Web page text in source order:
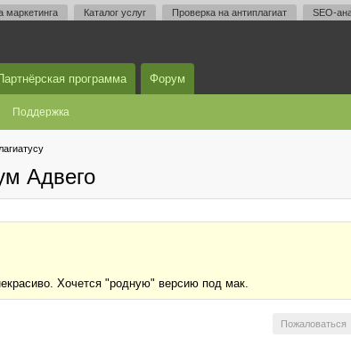
маркетинга Каталог услуг Проверка на антиплагиат SEO-
программа Форум
Поддержка
Адвего
Хочется "родную" версию под мак.
Пожаловаться